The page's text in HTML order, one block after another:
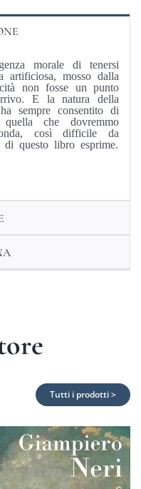
morale di tenersi
artificiosa, mosso dalla
non fosse un punto
E la natura della
sempre consentito di
che dovremmo
così difficile da
questo libro esprime.
Tutti i prodotti >